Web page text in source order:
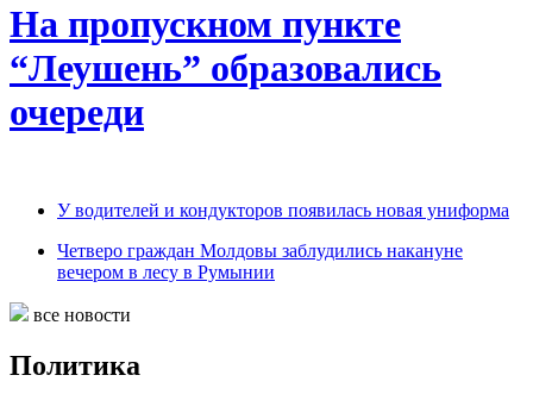
На пропускном пункте
“Леушень” образовались
очереди
У водителей и кондукторов появилась новая униформа
Четверо граждан Молдовы заблудились накануне
вечером в лесу в Румынии
все новости
Политика